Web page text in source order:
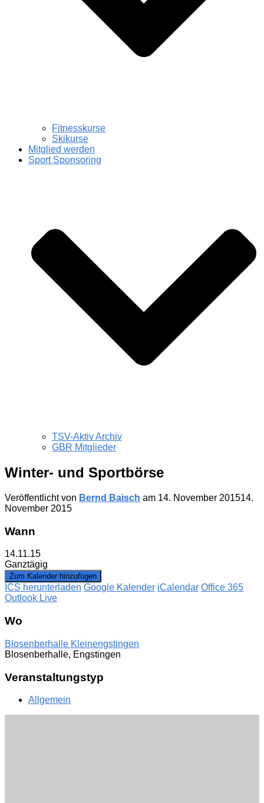
Fitnesskurse
Skikurse
Mitglied werden
Sport Sponsoring
TSV-Aktiv Archiv
GBR Mitglieder
Winter- und Sportbörse
Veröffentlicht von Bernd Baisch am 14. November 201514.
November 2015
Wann
14.11.15
Ganztägig
Zum Kalender hinzufügen
ICS herunterladen Google Kalender iCalendar Office 365
Outlook Live
Wo
Blosenberhalle Kleinengstingen
Blosenberhalle, Engstingen
Veranstaltungstyp
Allgemein